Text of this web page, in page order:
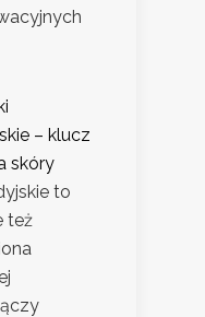
– klucz
skóry
to
też